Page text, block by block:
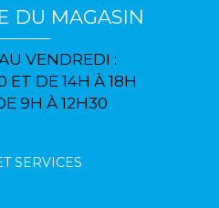
DU MAGASIN
VENDREDI :
ET DE 14H À 18H
9H À 12H30
SERVICES